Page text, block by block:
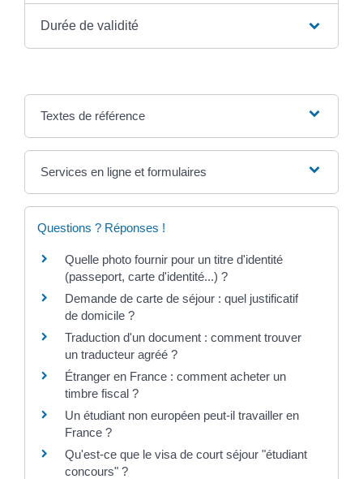
Durée de validité
Textes de référence
Services en ligne et formulaires
Questions ? Réponses !
Quelle photo fournir pour un titre d'identité
(passeport, carte d'identité...) ?
Demande de carte de séjour : quel justificatif
de domicile ?
Traduction d'un document : comment trouver
un traducteur agréé ?
Étranger en France : comment acheter un
timbre fiscal ?
Un étudiant non européen peut-il travailler en
France ?
Qu'est-ce que le visa de court séjour "étudiant
concours" ?